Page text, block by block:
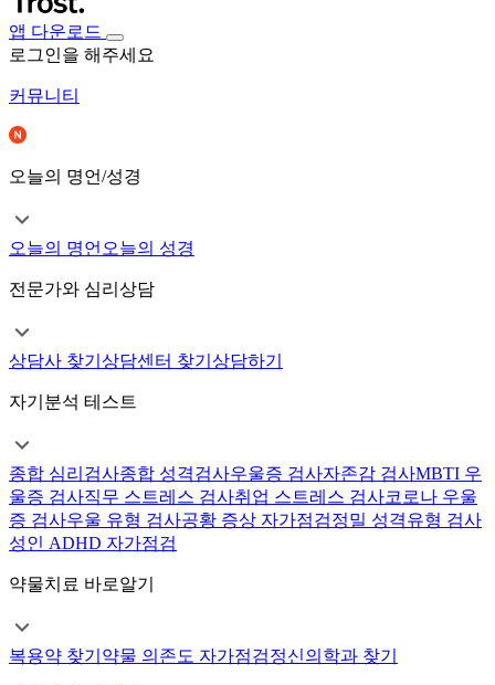
앱 다운로드
로그인을 해주세요
커뮤니티
오늘의 명언/성경
오늘의 명언 오늘의 성경
전문가와 심리상담
상담사 찾기 상담센터 찾기 상담하기
자기분석 테스트
종합 심리검사종합 성격검사우울증 검사자존감 검사MBTI 우
울증 검사직무 스트레스 검사취업 스트레스 검사코로나 우울
증 검사우울 유형 검사공황 증상 자가점검정밀 성격유형 검사
성인 ADHD 자가점검
약물치료 바로알기
복용약 찾기 약물 의존도 자가점검정신의학과 찾기